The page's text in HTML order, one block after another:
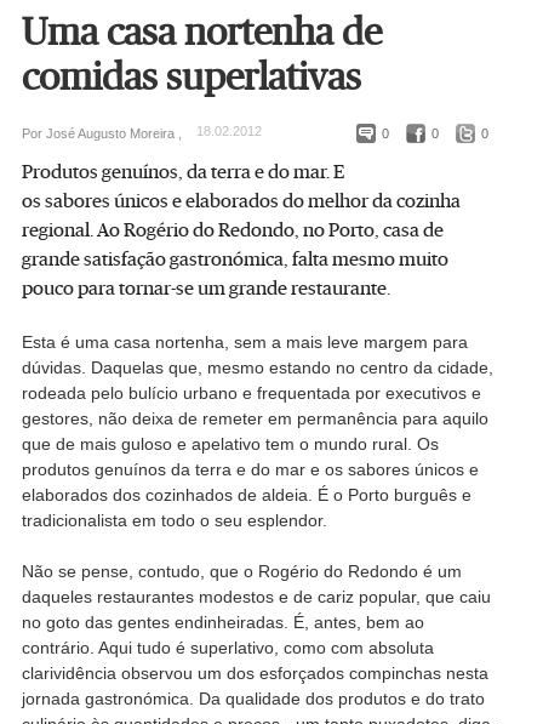
Uma casa nortenha de
comidas superlativas
0 0 0
Por José Augusto Moreira , 18.02.2012
Produtos genuínos, da terra e do mar. E
os sabores únicos e elaborados do melhor da cozinha
regional. Ao Rogério do Redondo, no Porto, casa de
grande satisfação gastronómica, falta mesmo muito
pouco para tornar-se um grande restaurante.
Esta é uma casa nortenha, sem a mais leve margem para
dúvidas. Daquelas que, mesmo estando no centro da cidade,
rodeada pelo bulício urbano e frequentada por executivos e
gestores, não deixa de remeter em permanência para aquilo
que de mais guloso e apelativo tem o mundo rural. Os
produtos genuínos da terra e do mar e os sabores únicos e
elaborados dos cozinhados de aldeia. É o Porto burguês e
tradicionalista em todo o seu esplendor.
Não se pense, contudo, que o Rogério do Redondo é um
daqueles restaurantes modestos e de cariz popular, que caiu
no goto das gentes endinheiradas. É, antes, bem ao
contrário. Aqui tudo é superlativo, como com absoluta
clarividência observou um dos esforçados compinchas nesta
jornada gastronómica. Da qualidade dos produtos e do trato